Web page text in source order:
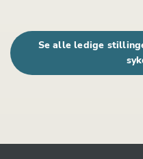
Se alle ledige